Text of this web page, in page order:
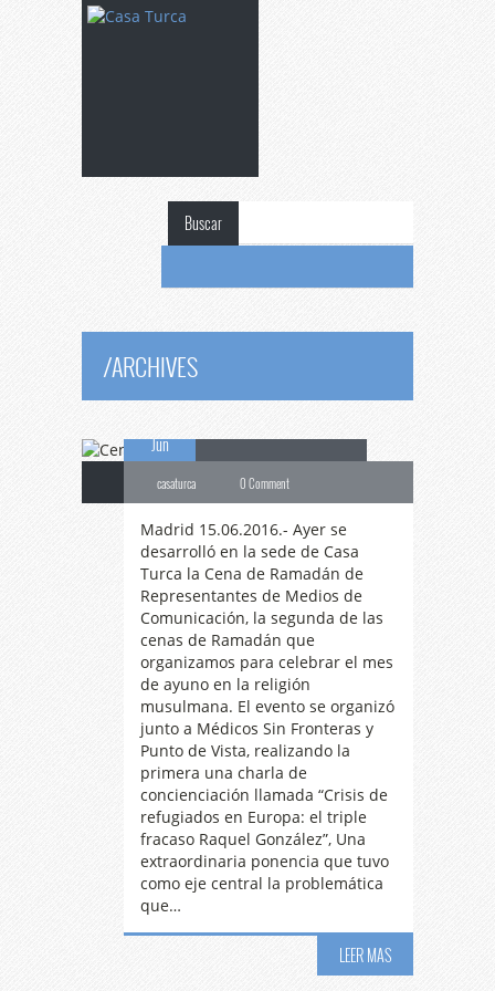
Buscar
/ARCHIVES
15
Jun
Cenade Ramadán
casaturca 0 Comment
Madrid 15.06.2016.- Ayer se
desarrolló en la sede de Casa
Turca la Cena de Ramadán de
Representantes de Medios de
Comunicación, la segunda de las
cenas de Ramadán que
organizamos para celebrar el mes
de ayuno en la religión
musulmana. El evento se organizó
junto a Médicos Sin Fronteras y
Punto de Vista, realizando la
primera una charla de
concienciación llamada “Crisis de
refugiados en Europa: el triple
fracaso Raquel González”, Una
extraordinaria ponencia que tuvo
como eje central la problemática
que…
LEER MAS